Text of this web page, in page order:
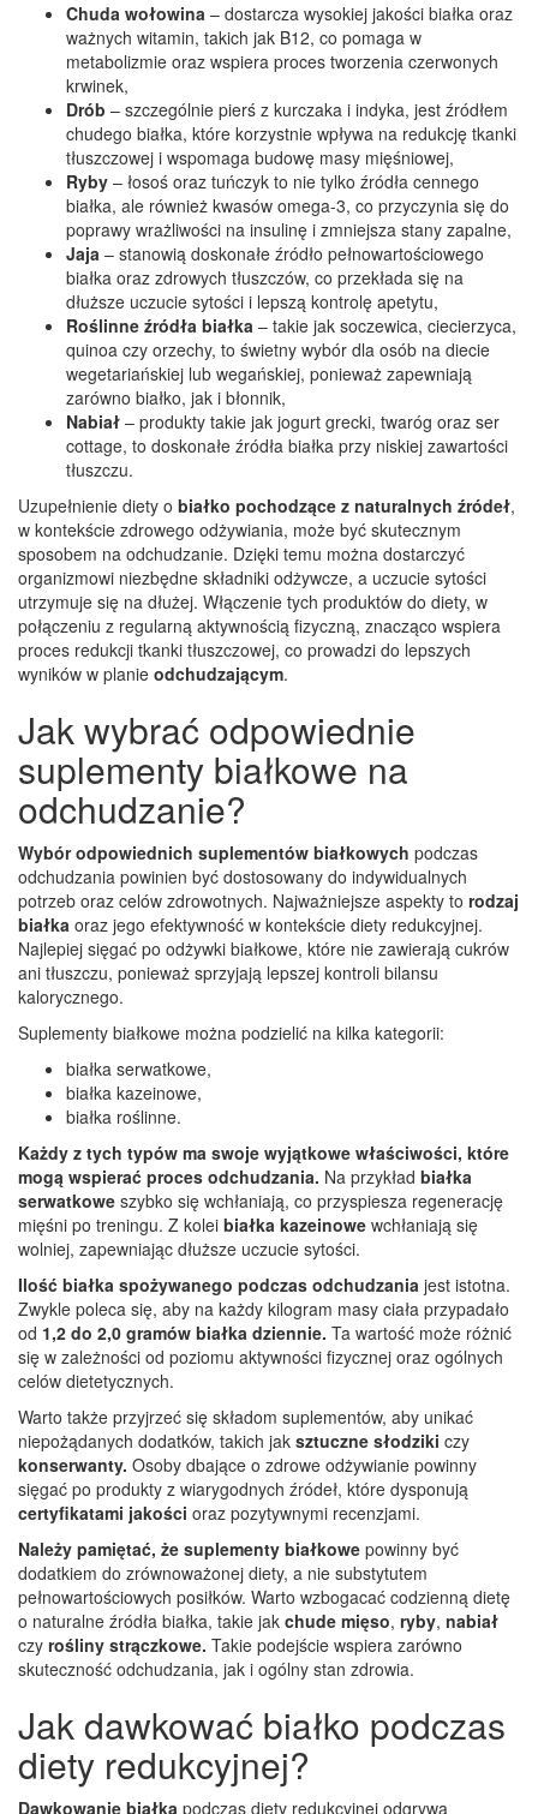
Chuda wołowina – dostarcza wysokiej jakości białka oraz
ważnych witamin, takich jak B12, co pomaga w
metabolizmie oraz wspiera proces tworzenia czerwonych
krwinek,
Drób – szczególnie pierś z kurczaka i indyka, jest źródłem
chudego białka, które korzystnie wpływa na redukcję tkanki
tłuszczowej i wspomaga budowę masy mięśniowej,
Ryby – łosoś oraz tuńczyk to nie tylko źródła cennego
białka, ale również kwasów omega-3, co przyczynia się do
poprawy wrażliwości na insulinę i zmniejsza stany zapalne,
Jaja – stanowią doskonałe źródło pełnowartościowego
białka oraz zdrowych tłuszczów, co przekłada się na
dłuższe uczucie sytości i lepszą kontrolę apetytu,
Roślinne źródła białka – takie jak soczewica, ciecierzyca,
quinoa czy orzechy, to świetny wybór dla osób na diecie
wegetariańskiej lub wegańskiej, ponieważ zapewniają
zarówno białko, jak i błonnik,
Nabiał – produkty takie jak jogurt grecki, twaróg oraz ser
cottage, to doskonałe źródła białka przy niskiej zawartości
tłuszczu.
Uzupełnienie diety o białko pochodzące z naturalnych źródeł,
w kontekście zdrowego odżywiania, może być skutecznym
sposobem na odchudzanie. Dzięki temu można dostarczyć
organizmowi niezbędne składniki odżywcze, a uczucie sytości
utrzymuje się na dłużej. Włączenie tych produktów do diety, w
połączeniu z regularną aktywnością fizyczną, znacząco wspiera
proces redukcji tkanki tłuszczowej, co prowadzi do lepszych
wyników w planie odchudzającym.
Jak wybrać odpowiednie
suplementy białkowe na
odchudzanie?
Wybór odpowiednich suplementów białkowych podczas
odchudzania powinien być dostosowany do indywidualnych
potrzeb oraz celów zdrowotnych. Najważniejsze aspekty to rodzaj
białka oraz jego efektywność w kontekście diety redukcyjnej.
Najlepiej sięgać po odżywki białkowe, które nie zawierają cukrów
ani tłuszczu, ponieważ sprzyjają lepszej kontroli bilansu
kalorycznego.
Suplementy białkowe można podzielić na kilka kategorii:
białka serwatkowe,
białka kazeinowe,
białka roślinne.
Każdy z tych typów ma swoje wyjątkowe właściwości, które
mogą wspierać proces odchudzania. Na przykład białka
serwatkowe szybko się wchłaniają, co przyspiesza regenerację
mięśni po treningu. Z kolei białka kazeinowe wchłaniają się
wolniej, zapewniając dłuższe uczucie sytości.
Ilość białka spożywanego podczas odchudzania jest istotna.
Zwykle poleca się, aby na każdy kilogram masy ciała przypadało
od 1,2 do 2,0 gramów białka dziennie. Ta wartość może różnić
się w zależności od poziomu aktywności fizycznej oraz ogólnych
celów dietetycznych.
Warto także przyjrzeć się składom suplementów, aby unikać
niepożądanych dodatków, takich jak sztuczne słodziki czy
konserwanty. Osoby dbające o zdrowe odżywianie powinny
sięgać po produkty z wiarygodnych źródeł, które dysponują
certyfikatami jakości oraz pozytywnymi recenzjami.
Należy pamiętać, że suplementy białkowe powinny być
dodatkiem do zrównoważonej diety, a nie substytutem
pełnowartościowych posiłków. Warto wzbogacać codzienną dietę
o naturalne źródła białka, takie jak chude mięso, ryby, nabiał
czy rośliny strączkowe. Takie podejście wspiera zarówno
skuteczność odchudzania, jak i ogólny stan zdrowia.
Jak dawkować białko podczas
diety redukcyjnej?
Dawkowanie białka podczas diety redukcyjnej odgrywa